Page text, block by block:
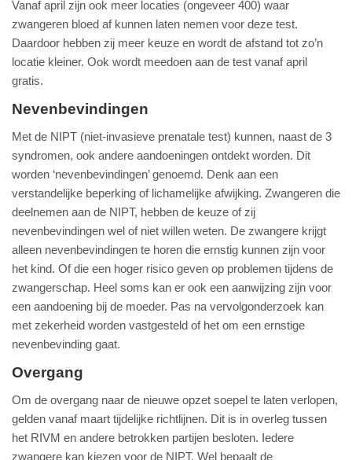
Vanaf april zijn ook meer locaties (ongeveer 400) waar
zwangeren bloed af kunnen laten nemen voor deze test.
Daardoor hebben zij meer keuze en wordt de afstand tot zo’n
locatie kleiner. Ook wordt meedoen aan de test vanaf april
gratis.
Nevenbevindingen
Met de NIPT (niet-invasieve prenatale test) kunnen, naast de 3
syndromen, ook andere aandoeningen ontdekt worden. Dit
worden ‘nevenbevindingen’ genoemd. Denk aan een
verstandelijke beperking of lichamelijke afwijking. Zwangeren die
deelnemen aan de NIPT, hebben de keuze of zij
nevenbevindingen wel of niet willen weten. De zwangere krijgt
alleen nevenbevindingen te horen die ernstig kunnen zijn voor
het kind. Of die een hoger risico geven op problemen tijdens de
zwangerschap. Heel soms kan er ook een aanwijzing zijn voor
een aandoening bij de moeder. Pas na vervolgonderzoek kan
met zekerheid worden vastgesteld of het om een ernstige
nevenbevinding gaat.
Overgang
Om de overgang naar de nieuwe opzet soepel te laten verlopen,
gelden vanaf maart tijdelijke richtlijnen. Dit is in overleg tussen
het RIVM en andere betrokken partijen besloten. Iedere
zwangere kan kiezen voor de NIPT. Wel bepaalt de